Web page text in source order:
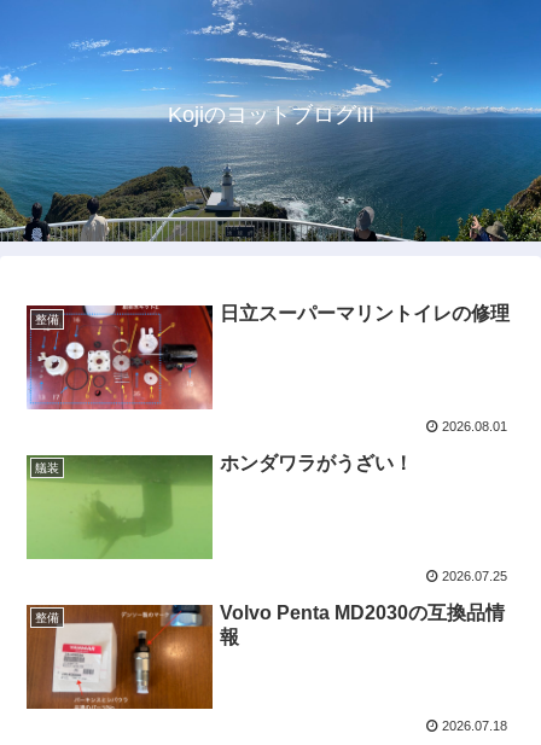
KojiのヨットブログIII
整備 日立スーパーマリントイレの修理
2026.08.01
艤装 ホンダワラがうざい！
2026.07.25
整備
Volvo Penta MD2030の互換品情
報
2026.07.18